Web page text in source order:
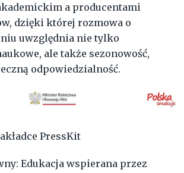
a producentami
dzięki której rozmowa o
uwzględnia nie tylko
ale także sezonowość,
odpowiedzialność.
PressKit
Edukacja wspierana przez